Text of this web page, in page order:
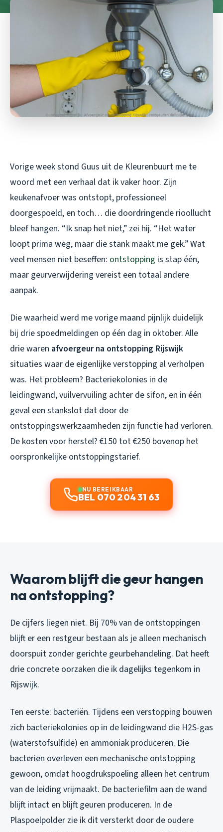
Vorige week stond Guus uit de Kleurenbuurt me te
woord met een verhaal dat ik vaker hoor. Zijn
keukenafvoer was ontstopt, professioneel
doorgespoeld, en toch… die doordringende rioollucht
bleef hangen. “Ik snap het niet,” zei hij. “Het water
loopt prima weg, maar die stank maakt me gek.” Wat
veel mensen niet beseffen: ontstopping is stap één,
maar geurverwijdering vereist een totaal andere
aanpak.
Die waarheid werd me vorige maand pijnlijk duidelijk
bij drie spoedmeldingen op één dag in oktober. Alle
drie waren afvoergeur na ontstopping Rijswijk
situaties waar de eigenlijke verstopping al verholpen
was. Het probleem? Bacteriekolonies in de
leidingwand, vuilvervuiling achter de sifon, en in één
geval een stankslot dat door de
ontstoppingswerkzaamheden zijn functie had verloren.
De kosten voor herstel? €150 tot €250 bovenop het
oorspronkelijke ontstoppingstarief.
NU BEREIKBAAR
BEL 070 204 31 63
Waarom blijft die geur hangen
na ontstopping?
De cijfers liegen niet. Bij 70% van de ontstoppingen
blijft er een restgeur bestaan als je alleen mechanisch
doorspuit zonder gerichte geurbehandeling. Dat heeft
drie concrete oorzaken die ik dagelijks tegenkom in
Rijswijk.
Ten eerste: bacteriën. Tijdens een verstopping bouwen
zich bacteriekolonies op in de leidingwand die H2S-gas
(waterstofsulfide) en ammoniak produceren. Die
bacteriën overleven een mechanische ontstopping
gewoon, omdat hoogdrukspoeling alleen het centrum
van de leiding vrijmaakt. De bacteriefilm aan de wand
blijft intact en blijft geuren produceren. In de
Plaspoelpolder zie ik dit versterkt door de oudere